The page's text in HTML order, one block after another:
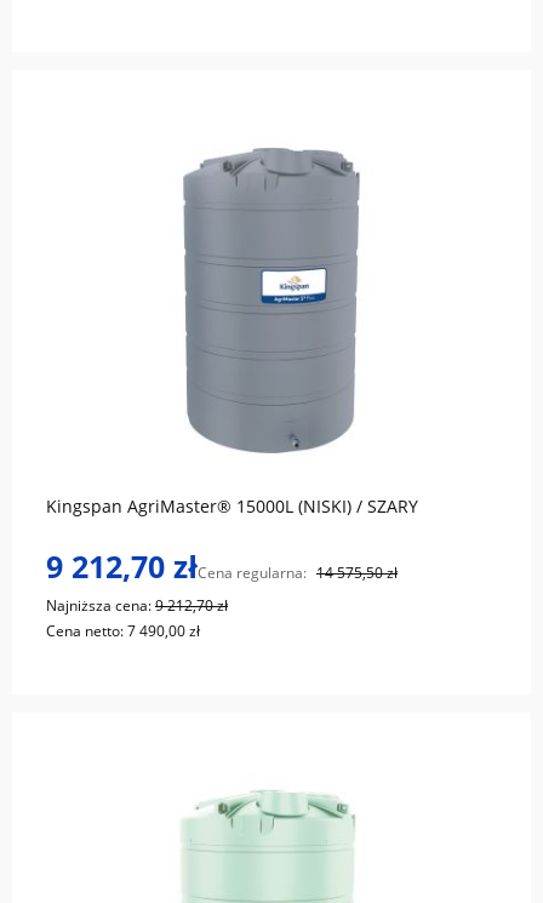
Kingspan AgriMaster® 15000L (NISKI) / SZARY
9 212,70 złCena regularna: 14 575,50 zł
Najniższa cena:9 212,70 zł
Cena netto:7 490,00 zł